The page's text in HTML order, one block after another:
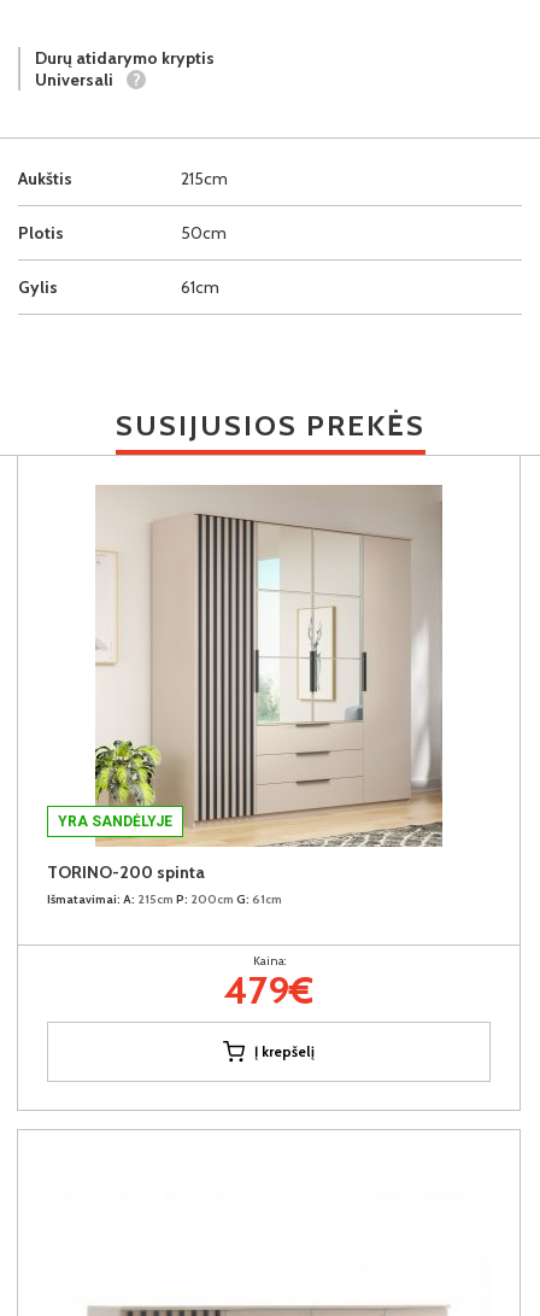
Aukštis 215cm
Plotis 50cm
Gylis 61cm
Durų atidarymo kryptis
Universali
?
SUSIJUSIOS PREKĖS
YRA SANDĖLYJE
TORINO-200 spinta
Išmatavimai: A: 215cm P: 200cm G: 61cm
Kaina:
479€
Į krepšelį